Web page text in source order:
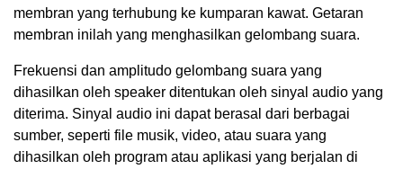
membran yang terhubung ke kumparan kawat. Getaran
membran inilah yang menghasilkan gelombang suara.
Frekuensi dan amplitudo gelombang suara yang
dihasilkan oleh speaker ditentukan oleh sinyal audio yang
diterima. Sinyal audio ini dapat berasal dari berbagai
sumber, seperti file musik, video, atau suara yang
dihasilkan oleh program atau aplikasi yang berjalan di